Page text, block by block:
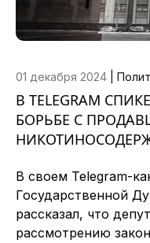
01 декабря 2024
В TELEGRAM
БОРЬБЕ С
В своем Telegram-
Государственной
рассказал, что д
рассмотрению